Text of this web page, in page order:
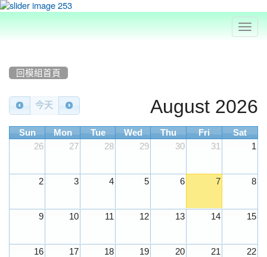
回模組首頁
Calendar
今天 August 2026
Sun Mon Tue Wed Thu Fri
Sat
26
27 28 29 30 31 1
2 3 4 5 6 7 8
9 10 11 12 13 14 15
16 17 18 19 20 21 22